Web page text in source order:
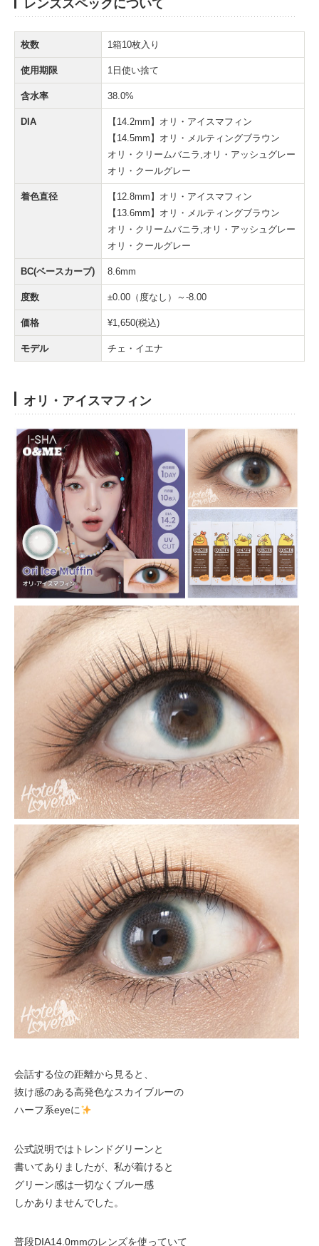
レンズスペックについて
枚数 1箱10枚入り
使用期限 1日使い捨て
含水率 38.0%
DIA
【14.2mm】オリ・アイスマフィン
【14.5mm】オリ・メルティングブラウン
オリ・クリームバニラ,オリ・アッシュグレー
オリ・クールグレー
着色直径
【12.8mm】オリ・アイスマフィン
【13.6mm】オリ・メルティングブラウン
オリ・クリームバニラ,オリ・アッシュグレー
オリ・クールグレー
BC(ベースカーブ) 8.6mm
度数 ±0.00（度なし）～-8.00
価格 ¥1,650(税込)
モデル チェ・イエナ
オリ・アイスマフィン
会話する位の距離から見ると、
抜け感のある高発色なスカイブルーの
ハーフ系eyeに
公式説明ではトレンドグリーンと
書いてありましたが、私が着けると
グリーン感は一切なくブルー感
しかありませんでした。
普段DIA14.0mmのレンズを使っていて